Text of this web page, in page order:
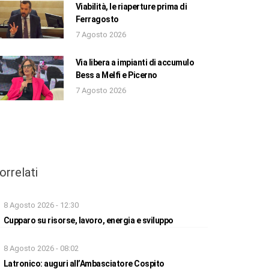
Viabilità, le riaperture prima di
Ferragosto
7 Agosto 2026
Via libera a impianti di accumulo
Bess a Melfi e Picerno
7 Agosto 2026
8 Agosto 2026 - 12:30
Cupparo su risorse, lavoro, energia e sviluppo
8 Agosto 2026 - 08:02
Latronico: auguri all’Ambasciatore Cospito